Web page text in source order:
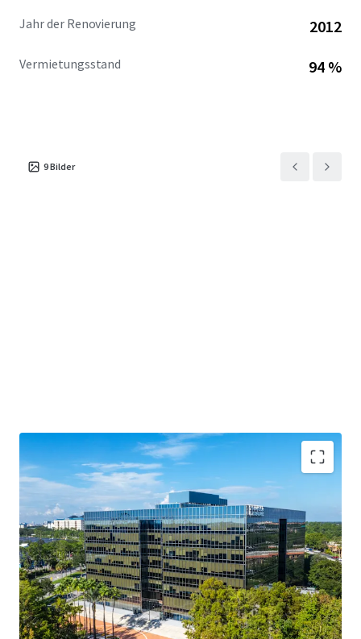
Jahr der Renovierung 2012
Vermietungsstand 94 %
9Bilder
BUSINESS PLAN OPTIONALITY
Ability to occupy as an owner-user, lease-up as a value-
add office, or redevelop into either hospitality or
residential uses.
STRONG ORLANDO MARKET
Capitalize on Orlando’s robust economic growth and